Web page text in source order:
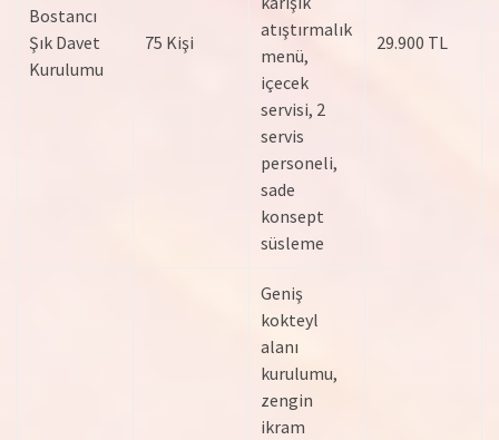
Bostancı
Şık Davet
Kurulumu
75 Kişi
atıştırmalık
menü,
içecek
servisi, 2
servis
personeli,
sade
konsept
süsleme
29.900 TL
Geniş
kokteyl
alanı
kurulumu,
zengin
ikram